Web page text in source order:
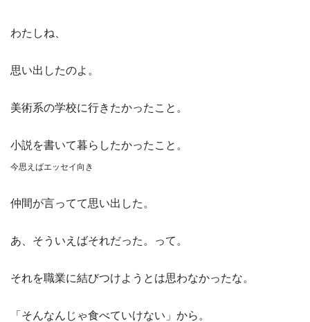
わたしね、
思い出したのよ。
美術系の学校に行きたかったこと。
小説を書いて暮らしたかったこと。
今思えばエッセイ向き
仲間が言ってて思い出した。
あ、そういえばそれだった。って。
それを職業に結びつけようとは思わなかったな。
「そんなんじゃ食べていけない」から。